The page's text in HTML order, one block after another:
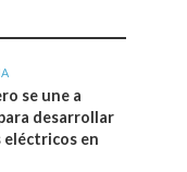
se une a
desarrollar
eléctricos en